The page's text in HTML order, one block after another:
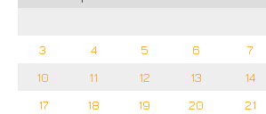
3
4 5 6 7
10
11 12 13 14
17
18 19 20 21